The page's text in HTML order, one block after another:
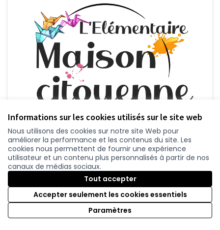
Informations sur les cookies utilisés sur le site web
Nous utilisons des cookies sur notre site Web pour
améliorer la performance et les contenus du site. Les
cookies nous permettent de fournir une expérience
utilisateur et un contenu plus personnalisés à partir de nos
canaux de médias sociaux.
Tout accepter
Accepter seulement les cookies essentiels
Paramètres
Création d'une Cuisine citoyenne
Retenue
L'Elémentaire
0